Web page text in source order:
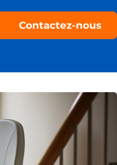
Contactez-nous